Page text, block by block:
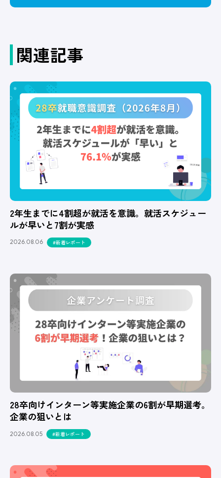
関連記事
2年生までに4割超が就活を意識。就活スケジュー
ルが早いと7割が実感
2026.08.06 #新着レポート
28卒向けインターン等実施企業の6割が早期選考。
企業の狙いとは
2026.08.05 #新着レポート